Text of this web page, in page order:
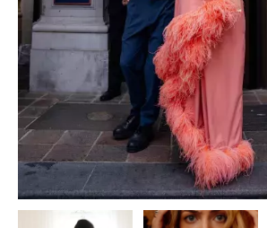
HOME